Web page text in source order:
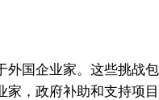
国企业家。这些挑战
，政府补助和支持项